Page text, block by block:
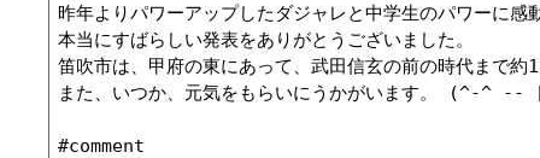
昨年よりパワーアップしたダジャレと中学生のパワーに感
本当にすばらしい発表をありがとうございました。
笛吹市は、甲府の東にあって、武田信玄の前の時代まで
また、いつか、元気をもらいにうかがいます。
#comment